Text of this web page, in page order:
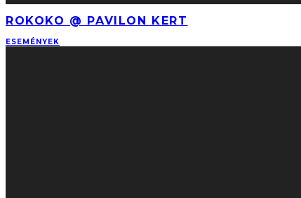
ROKOKO @ PAVILON KERT
ESEMÉNYEK